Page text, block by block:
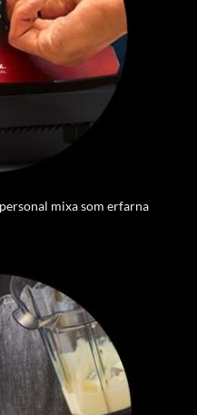
mixa som erfarna